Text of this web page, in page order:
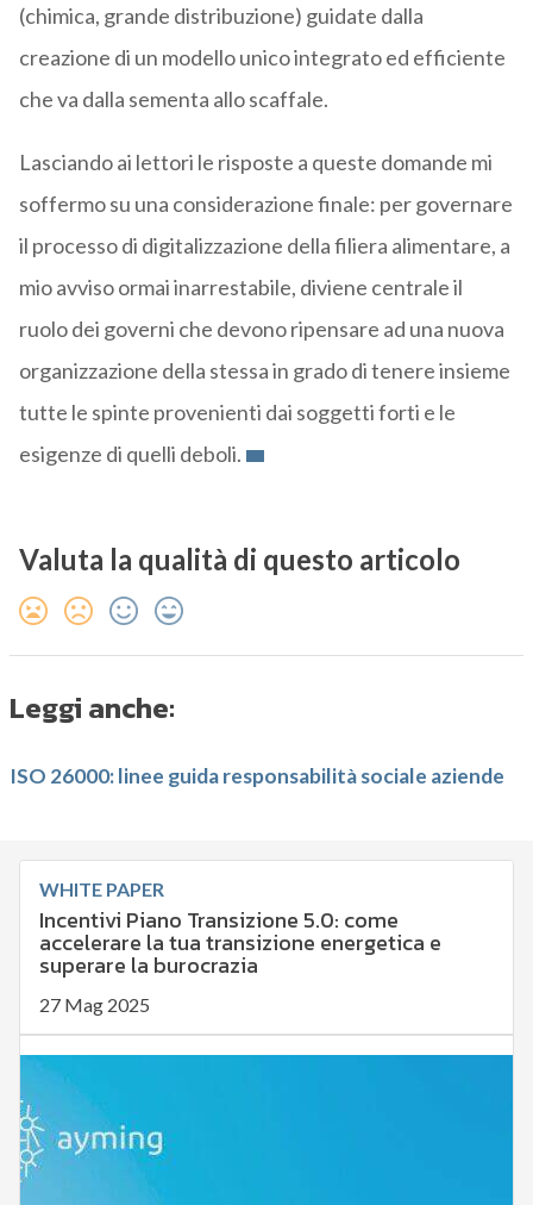
(chimica, grande distribuzione) guidate dalla
creazione di un modello unico integrato ed efficiente
che va dalla sementa allo scaffale.
Lasciando ai lettori le risposte a queste domande mi
soffermo su una considerazione finale: per governare
il processo di digitalizzazione della filiera alimentare, a
mio avviso ormai inarrestabile, diviene centrale il
ruolo dei governi che devono ripensare ad una nuova
organizzazione della stessa in grado di tenere insieme
tutte le spinte provenienti dai soggetti forti e le
esigenze di quelli deboli.
Valuta la qualità di questo articolo
Leggi anche:
ISO 26000: linee guida responsabilità sociale aziende
WHITE PAPER
Incentivi Piano Transizione 5.0: come
accelerare la tua transizione energetica e
superare la burocrazia
27 Mag 2025